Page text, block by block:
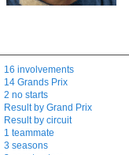
16 involvements
14 Grands Prix
2 no starts
Result by Grand Prix
Result by circuit
1 teammate
3 seasons